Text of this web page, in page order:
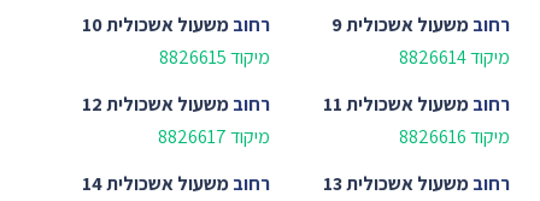
רחובמשעול אשכולית 9
מיקוד 8826614
רחובמשעול אשכולית 10
מיקוד 8826615
רחובמשעול אשכולית 11
מיקוד 8826616
רחובמשעול אשכולית 12
מיקוד 8826617
רחובמשעול אשכולית 13
רחובמשעול אשכולית 14